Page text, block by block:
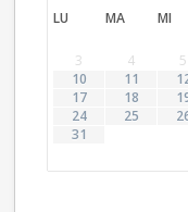
LU MA MI
3
4 5
10
11
17
18
24
25
31